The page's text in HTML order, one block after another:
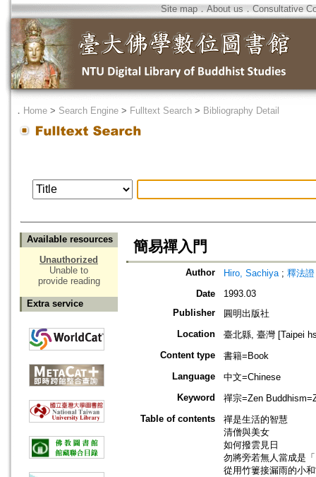
Site map．About us ． Consultative
． Home > Search Engine > Fulltext Search > Bibliography Detail
Available resources
Unauthorized
Unable to
provide reading
Extra service
簡易禪入門
Author Hiro, Sachiya; 釋法證
Date
1993.03
Publisher
圓明出版社
Location
臺北縣, 臺灣 [Taipei
Content type
書籍=Book
Language
中文=Chinese
Keyword
禪宗=Zen
Table of contents
禪是生活的智慧
清僧與美女
如何撥雲見日
勿將旁若無人當成是
從用竹簍接漏雨的小